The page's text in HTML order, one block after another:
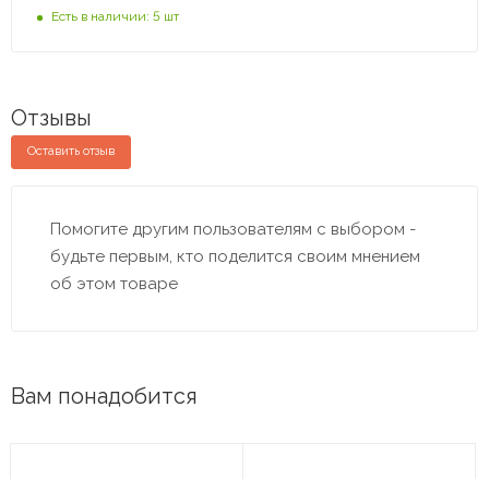
Есть в наличии: 5 шт
Отзывы
Оставить отзыв
Помогите другим пользователям с выбором -
будьте первым, кто поделится своим мнением
об этом товаре
Вам понадобится